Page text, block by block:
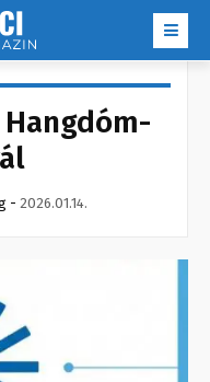
- 2026.01.14.